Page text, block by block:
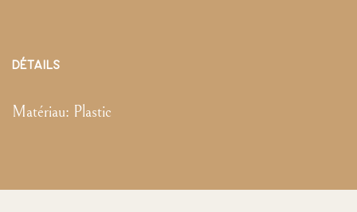
DÉTAILS
Matériau: Plastic